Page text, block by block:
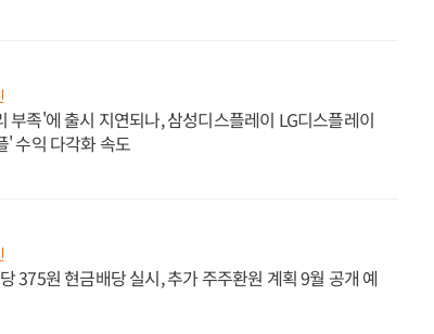
부족'에 출시 지연되나, 삼성디스플레이 LG디스플레이
' 수익 다각화 속도
375원 현금배당 실시, 추가 주주환원 계획 9월 공개 예